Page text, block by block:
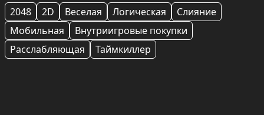
2048
2D Веселая Логическая
Слияние
Мобильная
Внутриигровые покупки
Расслабляющая
Таймкиллер